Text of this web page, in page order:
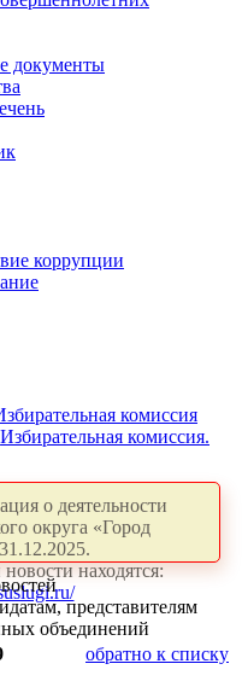
документы
коррупции
комиссия
Избирательная комиссия.
о деятельности
округа «Город
находятся:
представителям
объединений
обратно к списку